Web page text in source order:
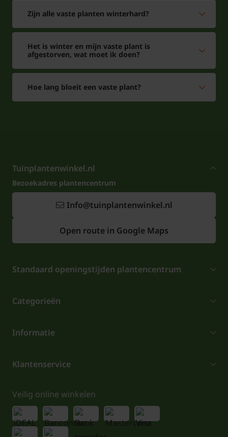
Zijn alle vaste planten winterhard?
Het is winter en mijn vaste plant is
afgestorven, wat moet ik doen?
Hoe lang bloeit een vaste plant?
Tuinplantenwinkel.nl
Bezoekadres plantencentrum
Info@tuinplantenwinkel.nl
Open route in Google Maps
Standaard openingstijden plantencentrum
Categorieën
Informatie
Klantenservice
Veilig online winkelen